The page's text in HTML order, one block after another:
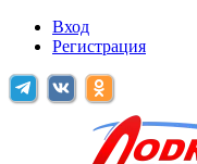
Вход
Регистрация